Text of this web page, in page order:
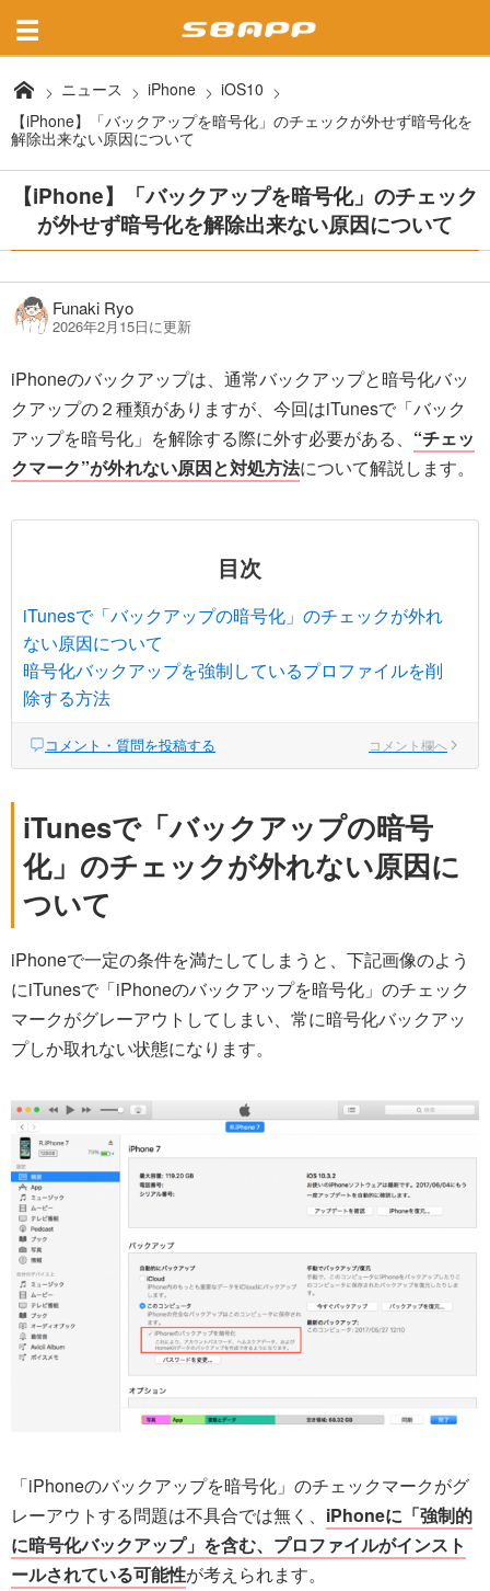
ニュース iPhone
iOS10
【iPhone】「バックアップを暗号化」のチェックが外せず暗号化を
解除出来ない原因について
【iPhone】「バックアップを暗号化」のチェック
が外せず暗号化を解除出来ない原因について
Funaki Ryo
2026年2月15日に更新
iPhoneのバックアップは、通常バックアップと暗号化バッ
クアップの２種類がありますが、今回はiTunesで「バック
アップを暗号化」を解除する際に外す必要がある、 “チェッ
クマーク”が外れない原因と対処方法について解説します。
目次
iTunesで「バックアップの暗号化」のチェックが外れ
ない原因について
暗号化バックアップを強制しているプロファイルを削
除する方法
コメント・質問を投稿する コメント欄へ
iTunesで「バックアップの暗号
化」のチェックが外れない原因に
ついて
iPhoneで一定の条件を満たしてしまうと、下記画像のよう
にiTunesで「iPhoneのバックアップを暗号化」のチェック
マークがグレーアウトしてしまい、常に暗号化バックアッ
プしか取れない状態になります。
「iPhoneのバックアップを暗号化」のチェックマークがグ
レーアウトする問題は不具合では無く、 iPhoneに「強制的
に暗号化バックアップ」を含む、プロファイルがインスト
ールされている可能性が考えられます。